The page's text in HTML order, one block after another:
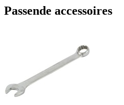
Passende accessoires